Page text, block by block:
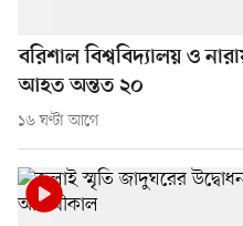
বরিশাল বিশ্ববিদ্যালয় ও
আহত অন্তত ২০
১৬ ঘণ্টা আগে